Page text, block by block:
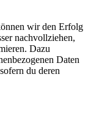
wir den Erfolg
nachvollziehen,
Dazu
Daten
du deren